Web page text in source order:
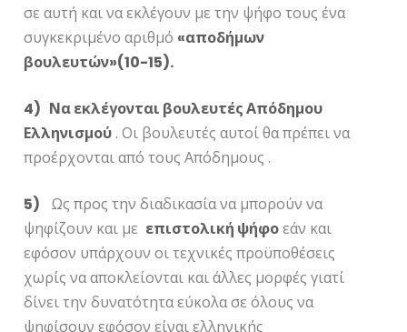
σε αυτή και να εκλέγουν με την ψήφο τους ένα
συγκεκριμένο αριθμό «αποδήμων
βουλευτών»(10-15).
4) Να εκλέγονται βουλευτές Απόδημου
Ελληνισμού . Οι βουλευτές αυτοί θα πρέπει να
προέρχονται από τους Απόδημους .
5) Ως προς την διαδικασία να μπορούν να
ψηφίζουν και με επιστολική ψήφοεάν και
εφόσον υπάρχουν οι τεχνικές προϋποθέσεις
χωρίς να αποκλείονται και άλλες μορφές γιατί
δίνει την δυνατότητα εύκολα σε όλους να
ψηφίσουν εφόσον είναι ελληνικής